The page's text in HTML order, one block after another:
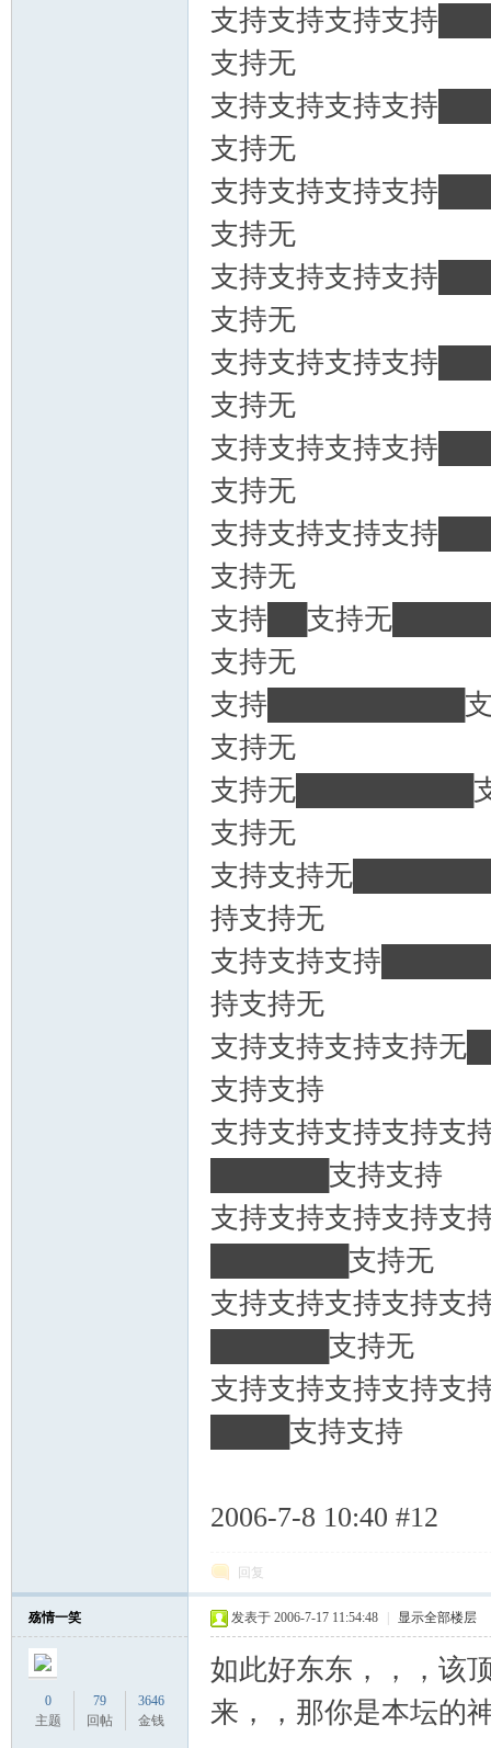
支持支持支持支持
支持无
支持支持支持支持
支持无
支持支持支持支持
支持无
支持支持支持支持
支持无
支持支持支持支持
支持无
支持支持支持支持
支持无
支持支持支持支持
支持无
支持██支持无
支持无
支持██████████
支持无
支持无█████████
支持无
支持支持无
持支持无
支持支持支持
持支持无
支持支持支持支持
支持支持
支持支持支持支持支
██████支持支持
支持支持支持支持支
███████支持无
支持支持支持支持支
██████支持无
支持支持支持支持支
████支持支持
2006-7-8 10:40 #12
回复
殇情一笑
0
主题
79
回帖
3646
金钱
发表于 2006-7-17 11:54:48 显示全部楼层
如此好东东，，，该
来，，那你是本坛的